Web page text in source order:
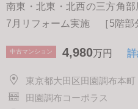
南東・北東・北西の三方角
7月リフォーム実施 ［5階部
中古マンション 4,980万円 詳
東京都大田区田園調布本町
田園調布コーポラス